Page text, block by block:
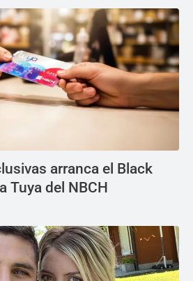
arranca el Black
Tuya del NBCH